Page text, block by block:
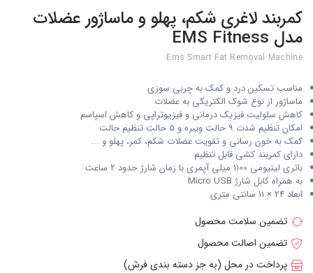
کمربند لاغری شکم، پهلو و ماساژور عضلات
مدل EMS Fitness
Ems Smart Fat Removal Machine
مناسب تسکین درد و کمک به چربی سوزی
ماساژور از نوع شوک الکتریکی به عضلات
کاهش سلولیت فیزیک درمانی و فیزیوتراپی و کاهش اسپاسم
امکان تنظیم شدت 9 حالت ویبره و 5 حالت تنظیم حالت
کمک به خون رسانی و تقویت عضلات شکم، کمر، پهلو و ...
دارای کمربند کشی قابل تنظیم
باتری لیتیومی 1100 میلی آپمری با زمان شارژ حدود 2 ساعت
به همراه کابل شارژ Micro USB
ابعاد 24 × 11 سانتی متری
تضمین سلامت محصول
تضمین اصالت محصول
پرداخت در محل (به جز دسته بندی فرش)